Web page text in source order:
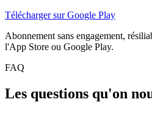
Télécharger sur Google Play
Abonnement sans engagement,
l'App Store ou Google Play.
FAQ
Les questions qu'on